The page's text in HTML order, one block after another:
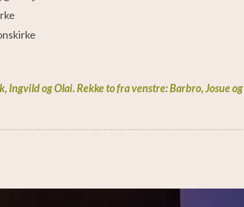
og Olai. Rekke to fra venstre: Barbro, Josue